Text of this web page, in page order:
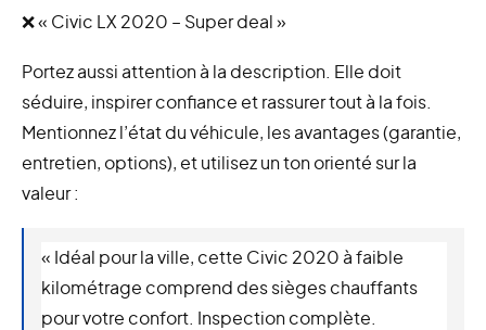
❌ « Civic LX 2020 – Super deal »
Portez aussi attention à la description. Elle doit
séduire, inspirer confiance et rassurer tout à la fois.
Mentionnez l’état du véhicule, les avantages (garantie,
entretien, options), et utilisez un ton orienté sur la
valeur :
« Idéal pour la ville, cette Civic 2020 à faible
kilométrage comprend des sièges chauffants
pour votre confort. Inspection complète.